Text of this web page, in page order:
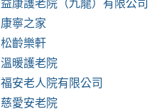
益康護老院（九龍）有限公司
康寧之家
松齡樂軒
溫暖護老院
福安老人院有限公司
慈愛安老院